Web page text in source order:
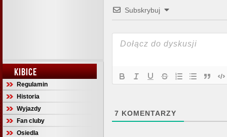
KIBICE
Regulamin
Historia
Wyjazdy
Fan cluby
Osiedla
Subskrybuj
7 KOMENTARZY